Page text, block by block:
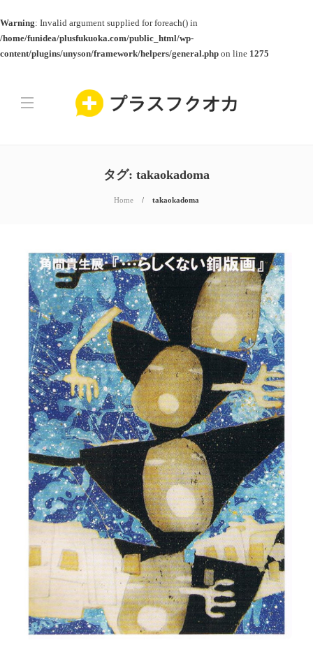
Warning: Invalid argument supplied for foreach() in
/home/funidea/plusfukuoka.com/public_html/wp-
content/plugins/unyson/framework/helpers/general.php on line 1275
タグ: takaokadoma
Home takaokadoma